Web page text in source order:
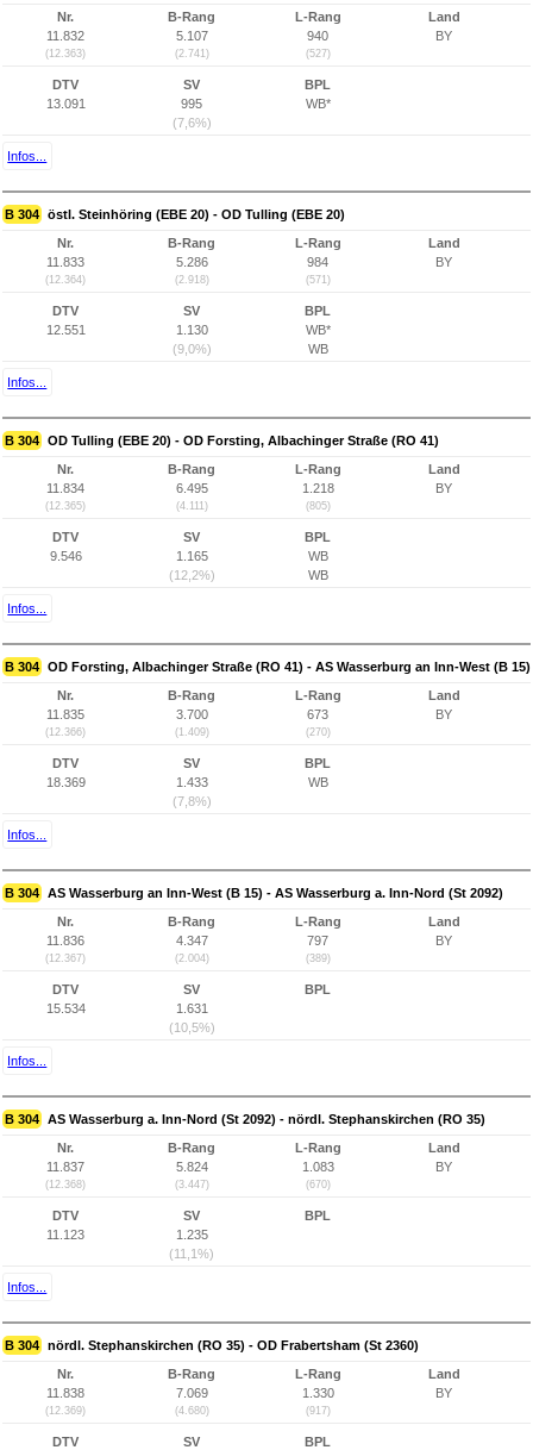
Nr.
11.832
(12.363)
B-Rang
5.107
(2.741)
L-Rang
940
(527)
Land
BY
DTV
13.091
SV
995
(7,6%)
BPL
WB*
Infos...
B 304 östl. Steinhöring (EBE 20) - OD Tulling (EBE 20)
Nr.
11.833
(12.364)
B-Rang
5.286
(2.918)
L-Rang
984
(571)
Land
BY
DTV
12.551
SV
1.130
(9,0%)
BPL
WB*
WB
Infos...
B 304 OD Tulling (EBE 20) - OD Forsting, Albachinger Straße (RO 41)
Nr.
11.834
(12.365)
B-Rang
6.495
(4.111)
L-Rang
1.218
(805)
Land
BY
DTV
9.546
SV
1.165
(12,2%)
BPL
WB
WB
Infos...
B 304 OD Forsting, Albachinger Straße (RO 41) - AS Wasserburg an Inn-West (B 15)
Nr.
11.835
(12.366)
B-Rang
3.700
(1.409)
L-Rang
673
(270)
Land
BY
DTV
18.369
SV
1.433
(7,8%)
BPL
WB
Infos...
B 304 AS Wasserburg an Inn-West (B 15) - AS Wasserburg a. Inn-Nord (St 2092)
Nr.
11.836
(12.367)
B-Rang
4.347
(2.004)
L-Rang
797
(389)
Land
BY
DTV
15.534
SV
1.631
(10,5%)
BPL
Infos...
B 304 AS Wasserburg a. Inn-Nord (St 2092) - nördl. Stephanskirchen (RO 35)
Nr.
11.837
(12.368)
B-Rang
5.824
(3.447)
L-Rang
1.083
(670)
Land
BY
DTV
11.123
SV
1.235
(11,1%)
BPL
Infos...
B 304 nördl. Stephanskirchen (RO 35) - OD Frabertsham (St 2360)
Nr.
11.838
(12.369)
B-Rang
7.069
(4.680)
L-Rang
1.330
(917)
Land
BY
DTV
SV
BPL